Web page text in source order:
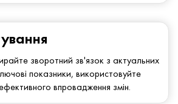
зворотний зв'язок з актуальних
показники, використовуйте
впровадження змін.